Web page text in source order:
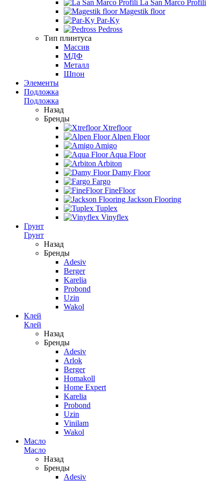
La San Marco Profili
Magestik floor
Par-Ky
Pedross
Тип плинтуса
Массив
МДФ
Металл
Шпон
Элементы
Подложка
Подложка
Назад
Бренды
Xtrefloor
Alpen Floor
Amigo
Aqua Floor
Arbiton
Damy Floor
Fargo
FineFloor
Jackson Flooring
Tuplex
Vinyflex
Грунт
Грунт
Назад
Бренды
Adesiv
Berger
Karelia
Probond
Uzin
Wakol
Клей
Клей
Назад
Бренды
Adesiv
Arlok
Berger
Homakoll
Home Expert
Karelia
Probond
Uzin
Vinilam
Wakol
Масло
Масло
Назад
Бренды
Adesiv